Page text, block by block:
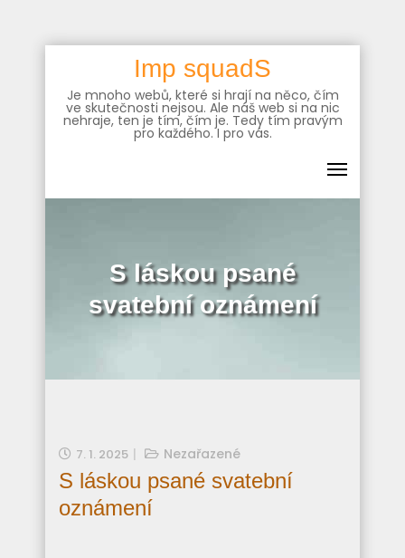
content
Imp squadS
Je mnoho webů, které si hrají na něco, čím
ve skutečnosti nejsou. Ale náš web si na nic
nehraje, ten je tím, čím je. Tedy tím pravým
pro každého. I pro vás.
S láskou psané
svatební oznámení
7. 1. 2025 Nezařazené
S láskou psané svatební
oznámení